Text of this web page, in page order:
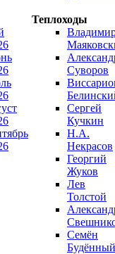
Теплоходы
Суворов
Сергей
Кучкин
Н.А.
Некрасов
Георгий
Жуков
Лев
Толстой
Семён
Будённый